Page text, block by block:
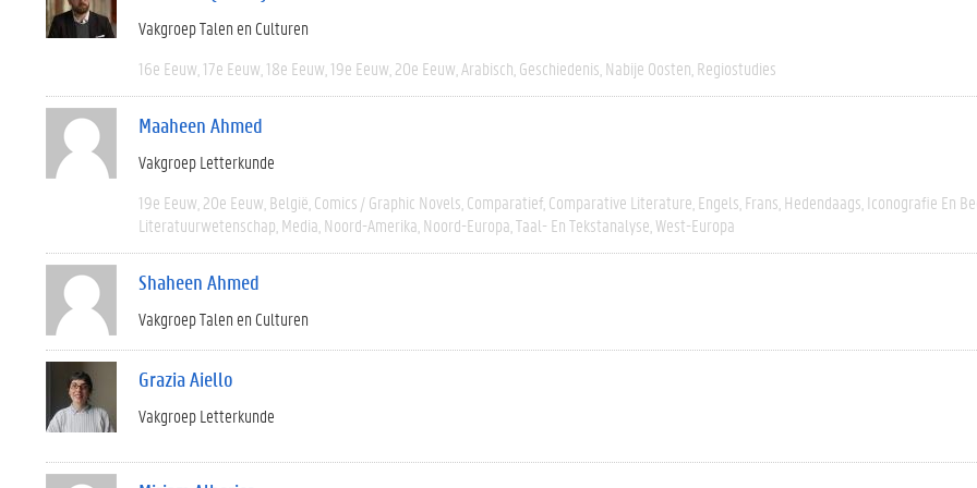
Vakgroep Talen en Culturen
16e Eeuw 17e Eeuw 18e Eeuw 19e Eeuw 20e Eeuw Arabisch Geschiedenis Nabije Oosten Regiostudies
Maaheen Ahmed
Vakgroep Letterkunde
19e Eeuw 20e Eeuw België Comics / Graphic Novels Comparatief Comparative Literature Engels Frans Hedendaags Iconografie En
Literatuurwetenschap Media Noord-Amerika Noord-Europa Taal- En Tekstanalyse West-Europa
Shaheen Ahmed
Vakgroep Talen en Culturen
Grazia Aiello
Vakgroep Letterkunde